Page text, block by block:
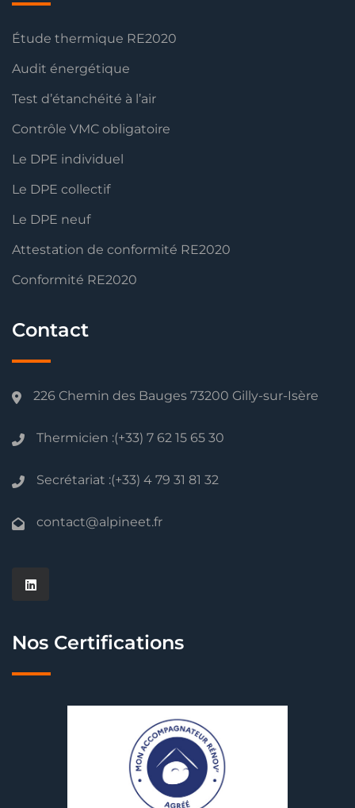
Étude thermique RE2020
Audit énergétique
Test d’étanchéité à l’air
Contrôle VMC obligatoire
Le DPE individuel
Le DPE collectif
Le DPE neuf
Attestation de conformité RE2020
Conformité RE2020
Contact
226 Chemin des Bauges 73200 Gilly-sur-Isère
Thermicien :(+33) 7 62 15 65 30
Secrétariat :(+33) 4 79 31 81 32
contact@alpineet.fr
Nos Certifications